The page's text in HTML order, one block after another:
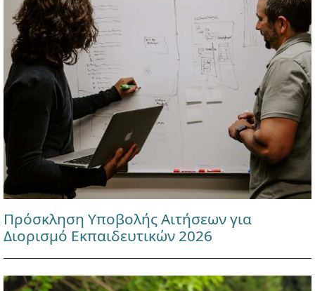
Πρόσκληση Υποβολής Αιτήσεων για
Διορισμό Εκπαιδευτικών 2026